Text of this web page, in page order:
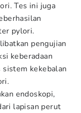
Tes ini juga
pylori.
pengujian
keberadaan
sistem kekebalan
endoskopi,
lapisan perut